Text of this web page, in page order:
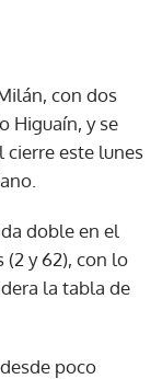
con dos
Higuaín, y se
cierre este lunes
doble en el
(2 y 62), con lo
la tabla de
poco